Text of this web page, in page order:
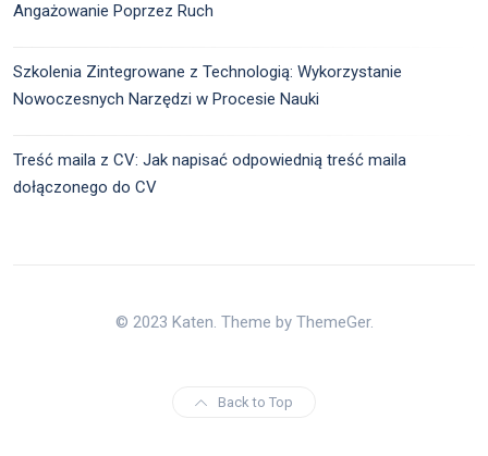
Angażowanie Poprzez Ruch
Szkolenia Zintegrowane z Technologią: Wykorzystanie
Nowoczesnych Narzędzi w Procesie Nauki
Treść maila z CV: Jak napisać odpowiednią treść maila
dołączonego do CV
© 2023 Katen. Theme by ThemeGer.
Back to Top